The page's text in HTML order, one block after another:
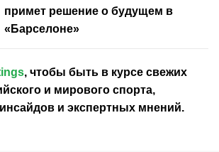
примет решение о будущем в
«Барселоне»
, чтобы быть в курсе свежих
и мирового спорта,
и экспертных мнений.